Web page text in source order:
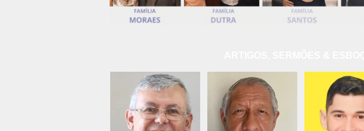
consultórios de psicologia e os
notícia é